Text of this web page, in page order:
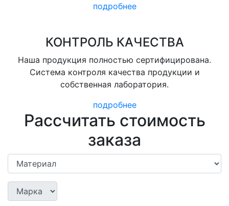
подробнее
КОНТРОЛЬ КАЧЕСТВА
Наша продукция полностью сертифицирована.
Система контроля качества продукции и
собственная лаборатория.
подробнее
Рассчитать стоимость
заказа